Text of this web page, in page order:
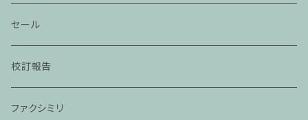
セール
校訂報告
ファクシミリ